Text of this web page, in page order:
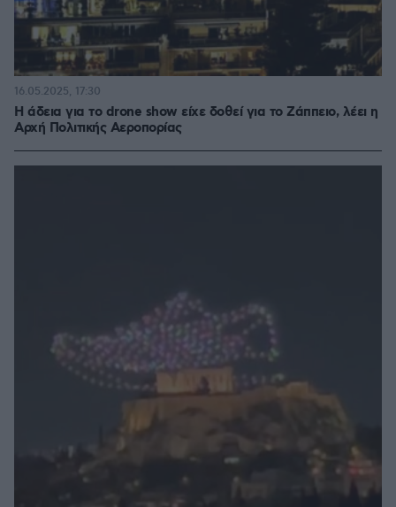
Η άδεια για το drone show είχε δοθεί για το Ζάππειο, λέει η
Αρχή Πολιτικής Αεροπορίας
16.05.2025, 17:30